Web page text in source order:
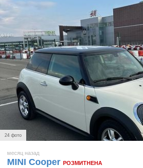
24 фото
месяц назад
MINI Cooper РОЗМИТНЕНА